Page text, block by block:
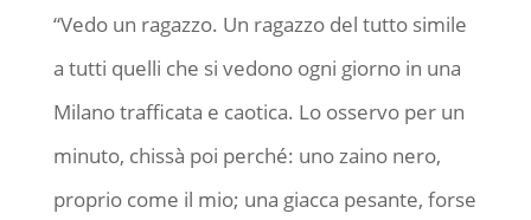
“Vedo un ragazzo. Un ragazzo del tutto simile
a tutti quelli che si vedono ogni giorno in una
Milano trafficata e caotica. Lo osservo per un
minuto, chissà poi perché: uno zaino nero,
proprio come il mio; una giacca pesante, forse